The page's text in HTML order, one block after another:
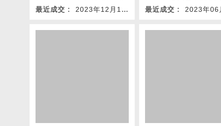
最近成交 : 2023年12月12日
最近成交 : 2023年06月